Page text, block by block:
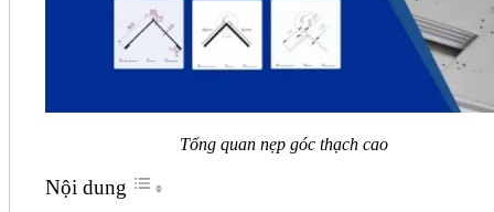
Tổng quan nẹp góc thạch cao
Nội dung